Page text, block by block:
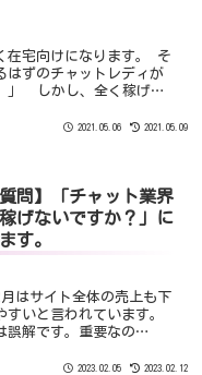
宅向けになります。 そ
はずのチャットレディが
げな
2021.05.06 2021.05.09
質問】「チャット業界
げないですか？」に
す。
はサイト全体の売上も下
いと言われています。
誤解です。重要なの
て平均年収が下がること
2023.02.05 2023.02.12